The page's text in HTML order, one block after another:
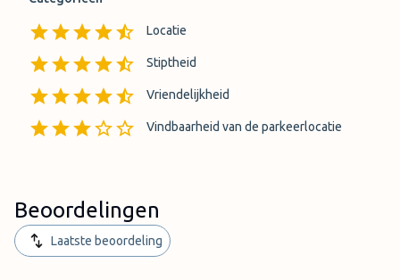
Locatie
Stiptheid
Vriendelijkheid
Vindbaarheid van de parkeerlocatie
Beoordelingen
Laatste beoordeling